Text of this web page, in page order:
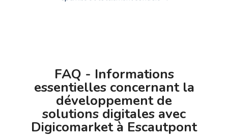
FAQ - Informations
essentielles concernant la
développement de
solutions digitales avec
Digicomarket à Escautpont